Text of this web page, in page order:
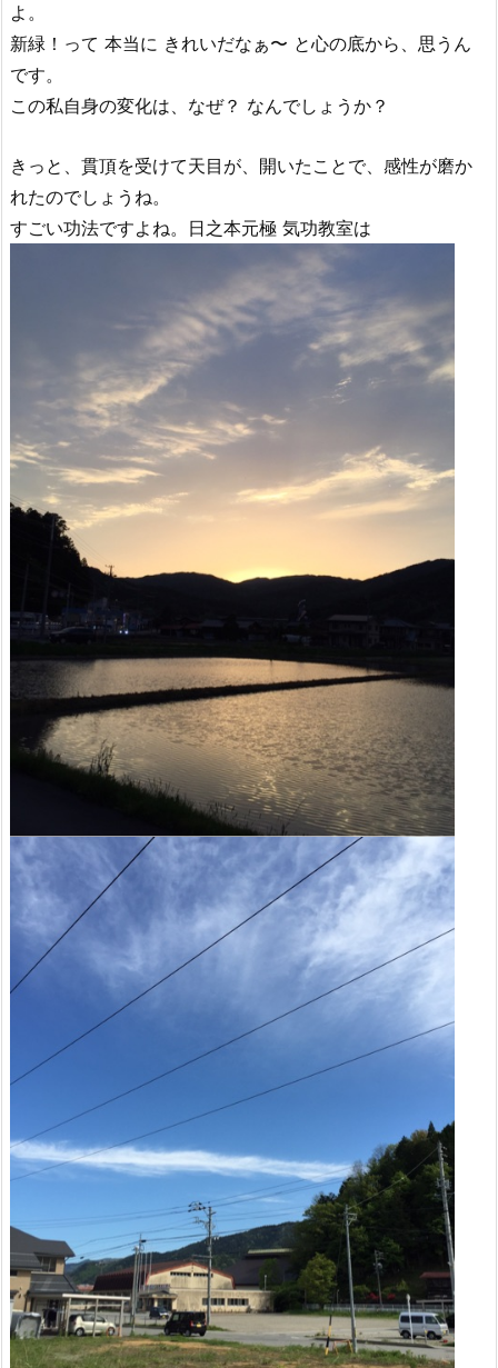
よ。
新緑！って 本当に きれいだなぁ〜 と心の底から、思うん
です。
この私自身の変化は、なぜ？ なんでしょうか？
きっと、貫頂を受けて天目が、開いたことで、感性が磨か
れたのでしょうね。
すごい功法ですよね。日之本元極 気功教室は